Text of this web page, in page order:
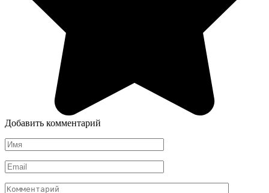
Добавить комментарий
Имя
*
Email
*
Комментарий